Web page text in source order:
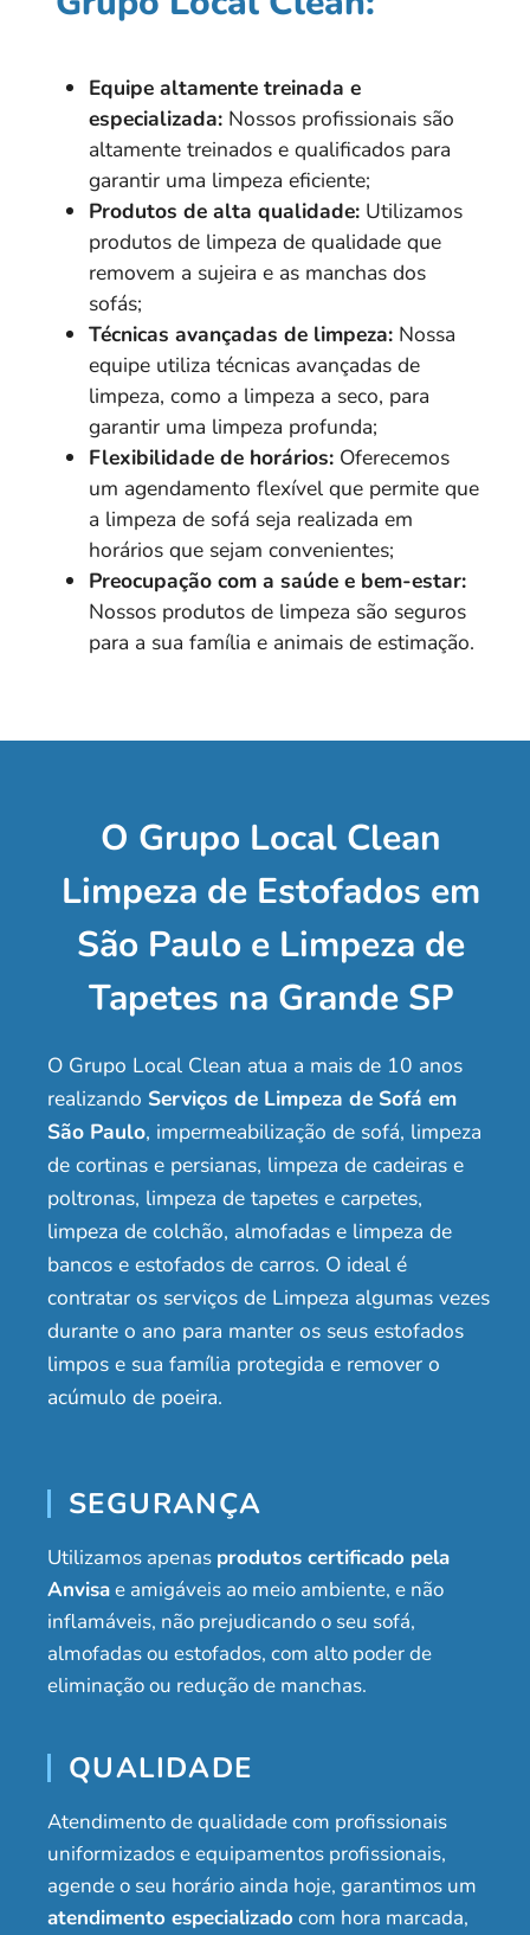
Equipe altamente treinada e
especializada: Nossos profissionais são
altamente treinados e qualificados para
garantir uma limpeza eficiente;
Produtos de alta qualidade: Utilizamos
produtos de limpeza de qualidade que
removem a sujeira e as manchas dos
sofás;
Técnicas avançadas de limpeza: Nossa
equipe utiliza técnicas avançadas de
limpeza, como a limpeza a seco, para
garantir uma limpeza profunda;
Flexibilidade de horários: Oferecemos
um agendamento flexível que permite que
a limpeza de sofá seja realizada em
horários que sejam convenientes;
Preocupação com a saúde e bem-estar:
Nossos produtos de limpeza são seguros
para a sua família e animais de estimação.
O Grupo Local Clean
Limpeza de Estofados em
São Paulo e Limpeza de
Tapetes na Grande SP
O Grupo Local Clean atua a mais de 10 anos
realizando Serviços de Limpeza de Sofá em
São Paulo, impermeabilização de sofá, limpeza
de cortinas e persianas, limpeza de cadeiras e
poltronas, limpeza de tapetes e carpetes,
limpeza de colchão, almofadas e limpeza de
bancos e estofados de carros. O ideal é
contratar os serviços de Limpeza algumas vezes
durante o ano para manter os seus estofados
limpos e sua família protegida e remover o
acúmulo de poeira.
SEGURANÇA
Utilizamos apenas produtos certificado pela
Anvisae amigáveis ao meio ambiente, e não
inflamáveis, não prejudicando o seu sofá,
almofadas ou estofados, com alto poder de
eliminação ou redução de manchas.
QUALIDADE
Atendimento de qualidade com profissionais
uniformizados e equipamentos profissionais,
agende o seu horário ainda hoje, garantimos um
atendimento especializado com hora marcada,